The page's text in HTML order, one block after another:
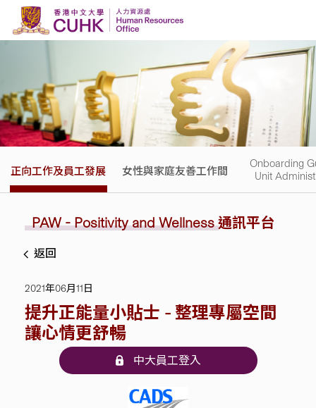
Skip to content
正向工作及員工發展 女性與家庭友善工作間
Onboarding
Unit
PAW - Positivity and Wellness通訊平台
返回
2021年06月11日
提升正能量小貼士 - 整理專屬空間
讓心情更舒暢
中大員工登入